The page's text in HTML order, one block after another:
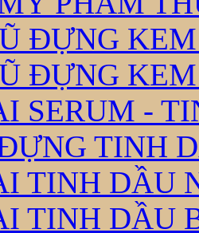
ĐỰNG
ĐỰNG
SERUM -
TINH
TINH DẦU
TINH DẦU